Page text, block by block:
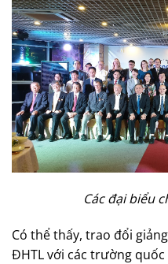
Các đại biểu
Có thể thấy, trao đổi
ĐHTL với các trường